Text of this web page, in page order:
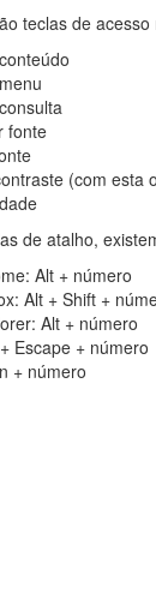
teclas de
fonte
(com esta
de atalho,
Alt + número
Alt + Shift +
Alt + número
Escape + número
+ número